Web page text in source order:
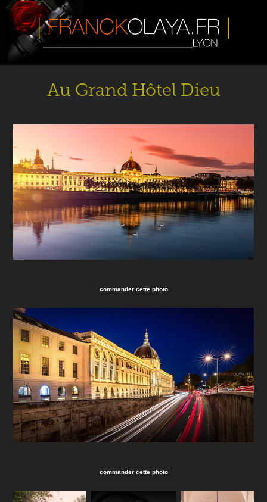
Au Grand Hôtel Dieu
commander cette photo
commander cette photo